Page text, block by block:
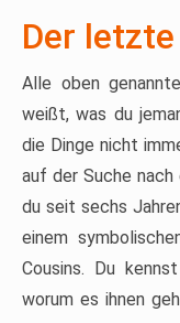
Der
Alle oben
weißt, was du
die Dinge nicht
auf der Suche nach
du seit sechs
einem
Cousins. Du
worum es ihnen